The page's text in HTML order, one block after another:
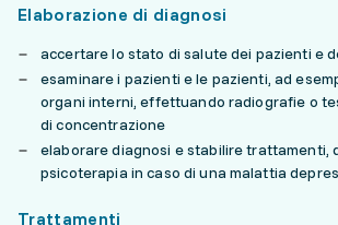
Elaborazione di diagnosi
accertare lo stato di salute dei pazienti e
esaminare i pazienti e le pazienti, ad
organi interni, effettuando radiografie o
di concentrazione
elaborare diagnosi e stabilire trattamenti,
psicoterapia in caso di una malattia
Trattamenti